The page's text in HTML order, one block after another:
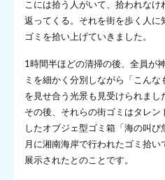
こには拾う人がいて、拾われな
返ってくる。それを街を歩く人に
ゴミを拾い上げていきました。
1時間半ほどの清掃の後、全員が
ミを細かく分別しながら「こん
を見せ合う光景も見受けられまし
その後、それらの街ゴミはタレ
したオブジェ型ゴミ箱「海の叫
月に湘南海岸で行われたゴミ拾
展示されたとのことです。